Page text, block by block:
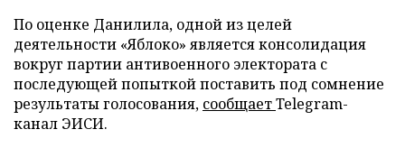
По оценке Данилила, одной из целей
деятельности «Яблоко» является консолидация
вокруг партии антивоенного электората с
последующей попыткой поставить под сомнение
результаты голосования, сообщаетTelegram-
канал ЭИСИ.